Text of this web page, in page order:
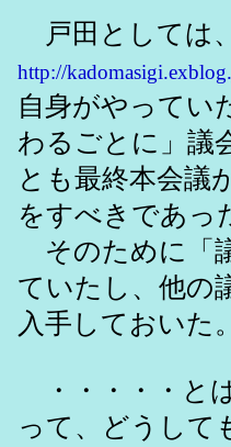
戸田としては
http://
自身がやってい
わるごとに」議
とも最終本会議
をすべきであっ
そのために「
ていたし、他の
入手しておいた。
・・・・・と
って、どうして